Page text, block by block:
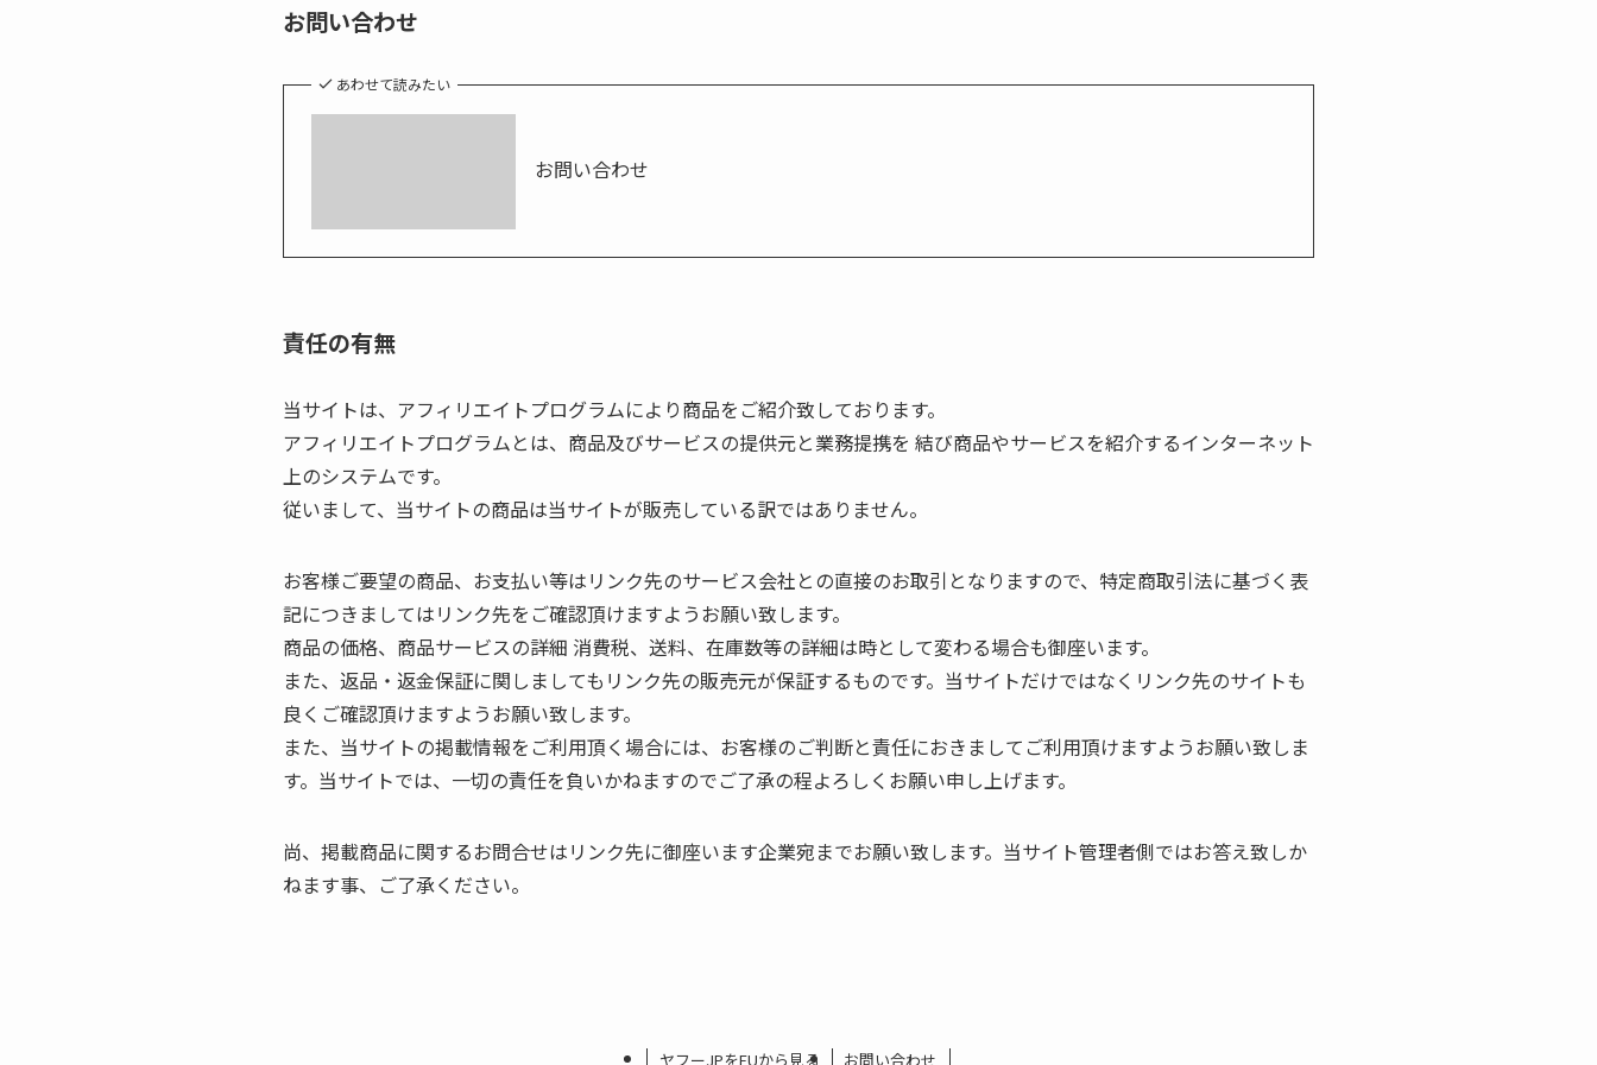
お問い合わせ
あわせて読みたい
お問い合わせ
責任の有無
当サイトは、アフィリエイトプログラムにより商品をご紹介致しております。
アフィリエイトプログラムとは、商品及びサービスの提供元と業務提携を 結び商品やサービスを紹介するインターネット
上のシステムです。
従いまして、当サイトの商品は当サイトが販売している訳ではありません。
お客様ご要望の商品、お支払い等はリンク先のサービス会社との直接のお取引となりますので、特定商取引法に基づく表
記につきましてはリンク先をご確認頂けますようお願い致します。
商品の価格、商品サービスの詳細 消費税、送料、在庫数等の詳細は時として変わる場合も御座います。
また、返品・返金保証に関しましてもリンク先の販売元が保証するものです。当サイトだけではなくリンク先のサイトも
良くご確認頂けますようお願い致します。
また、当サイトの掲載情報をご利用頂く場合には、お客様のご判断と責任におきましてご利用頂けますようお願い致しま
す。当サイトでは、一切の責任を負いかねますのでご了承の程よろしくお願い申し上げます。
尚、掲載商品に関するお問合せはリンク先に御座います企業宛までお願い致します。当サイト管理者側ではお答え致しか
ねます事、ご了承ください。
ヤフーJPをEUから見る お問い合わせ